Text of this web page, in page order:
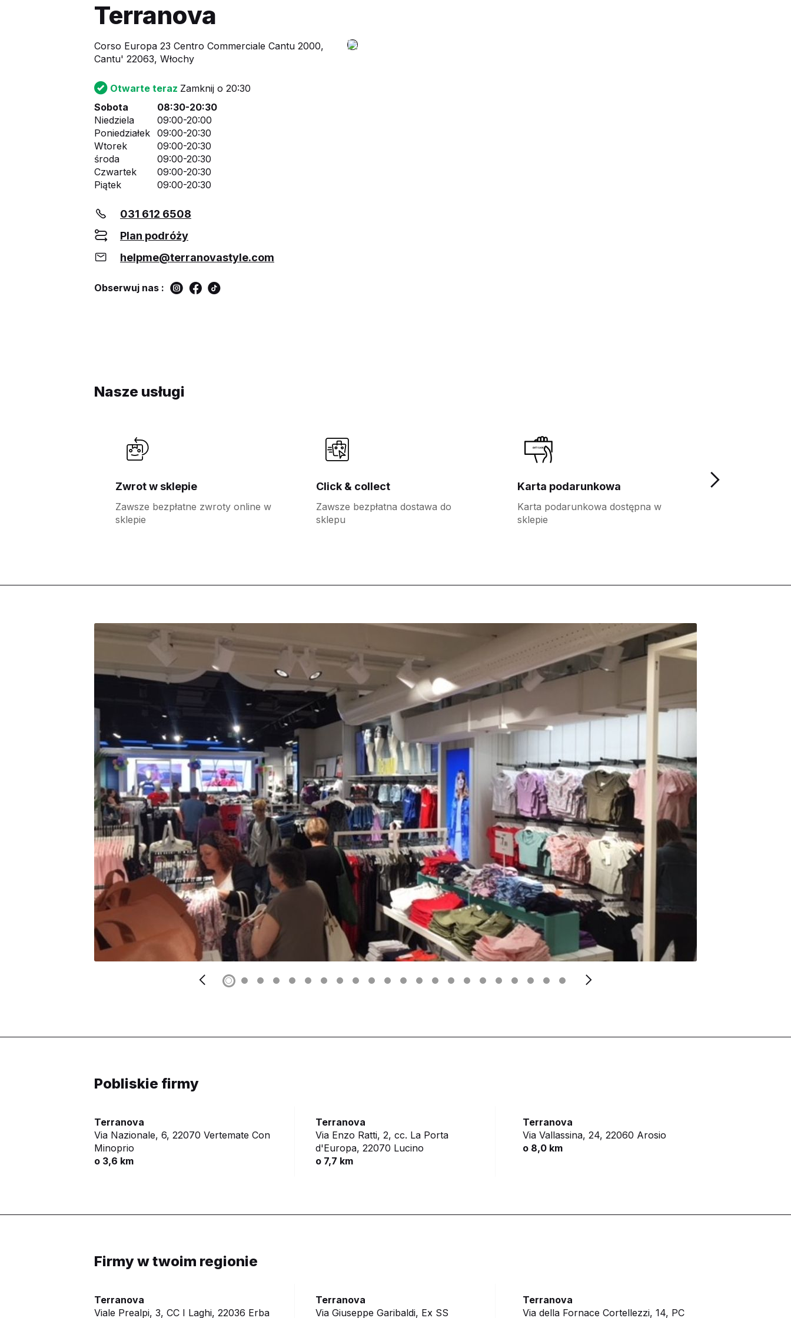
Terranova
Corso Europa 23 Centro Commerciale Cantu 2000,
Cantu' 22063, Włochy
Otwarte teraz Zamknij o 20:30
Sobota
08:30-20:30
Niedziela
09:00-20:00
Poniedziałek 09:00-20:30
Wtorek
09:00-20:30
środa
09:00-20:30
Czwartek
09:00-20:30
Piątek
09:00-20:30
031 612 6508
Plan podróży
helpme@terranovastyle.com
Obserwuj nas :
Nasze usługi
Zwrot w sklepie
Zawsze bezpłatne zwroty online w
sklepie
Click & collect
Zawsze bezpłatna dostawa do
sklepu
Karta podarunkowa
Karta podarunkowa dostępna w
sklepie
Pobliskie firmy
Terranova
Via Nazionale, 6, 22070 Vertemate Con
Minoprio
o 3,6 km
Terranova
Via Enzo Ratti, 2, cc. La Porta
d'Europa, 22070 Lucino
o 7,7 km
Terranova
Via Vallassina, 24, 22060 Arosio
o 8,0 km
Firmy w twoim regionie
Terranova
Viale Prealpi, 3, CC I Laghi, 22036 Erba
Terranova
Via Giuseppe Garibaldi, Ex SS
Terranova
Via della Fornace Cortellezzi, 14, PC